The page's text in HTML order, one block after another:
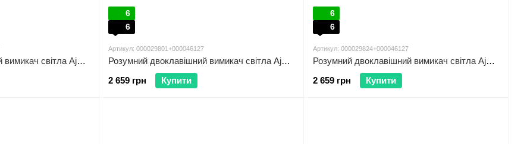
Розумний двоклавішний вимикач світла Ajax LightSwitch 2-gang Jeweller white 000029795
6
6
Артикул: 000029801+000046127
Розумний двоклавішний вимикач світла Ajax LightSwitch 2-gang Jeweller black 000029801
2 659 грн
Купити
6
6
Артикул: 000029824+000046127
Розумний двоклавішний вимикач світла Ajax LightSwitch 2-gang Jeweller graphite
2 659 грн
Купити